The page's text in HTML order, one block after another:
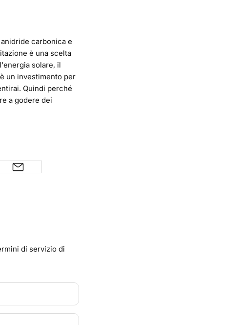
carbonica e
è una scelta
solare, il
un investimento per
Quindi perché
a godere dei
di servizio di